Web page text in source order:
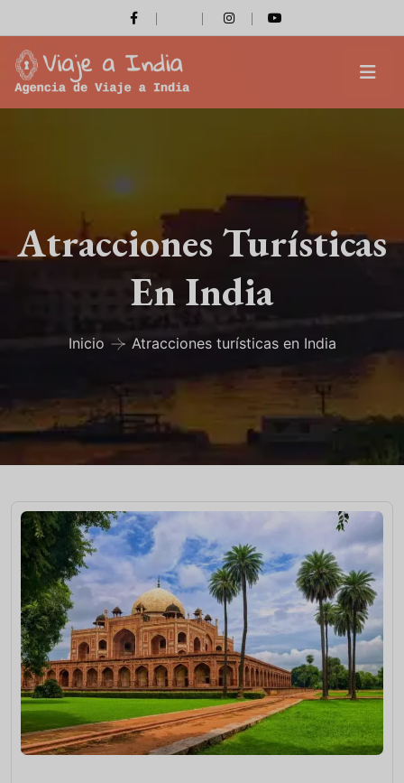
Atracciones Turísticas
En India
Inicio Atracciones turísticas en India